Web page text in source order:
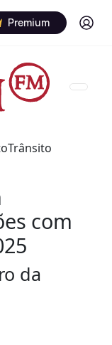
Premium Log in
Trânsito
com
da